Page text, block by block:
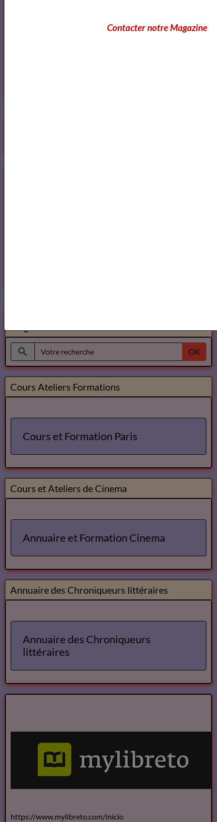
OK
Cours Ateliers Formations
Cours et Formation Paris
Cours et Ateliers de Cinema
Annuaire et Formation Cinema
Annuaire des Chroniqueurs littéraires
Annuaire des Chroniqueurs
littéraires
https://www.mylibreto.com/inicio
Contacter notre Magazine